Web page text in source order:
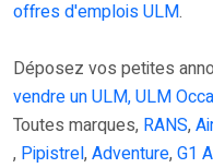
offres d'emplois ULM.
Déposez vos petites
vendre un ULM, ULM
Toutes marques, RANS,
, Pipistrel,Adventure,G1